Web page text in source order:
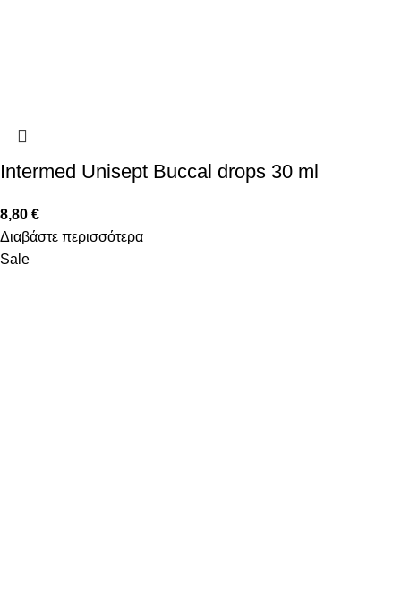
Intermed Unisept Buccal drops 30 ml
8,80 €
Διαβάστε περισσότερα
Sale